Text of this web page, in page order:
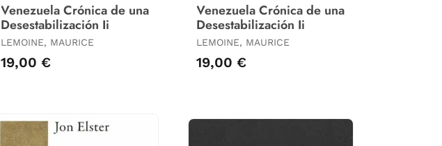
Venezuela Crónica de una
Desestabilización Ii
LEMOINE, MAURICE
19,00 €
Venezuela Crónica de una
Desestabilización Ii
LEMOINE, MAURICE
19,00 €